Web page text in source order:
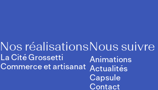
Nos réalisations
La Cité Grossetti
Commerce et artisanat
Nous suivre
Animations
Actualités
Capsule
Contact